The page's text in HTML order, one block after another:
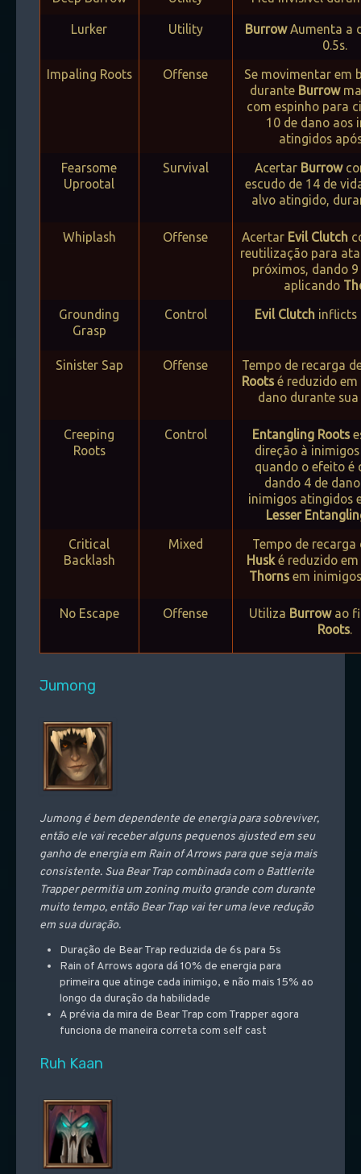
Lurker Utility BurrowAumenta a
0.5s.
Impaling Roots
Offense
Se movimentar em
durante Burrow
com espinho para
10 de dano aos
atingidos
Fearsome
Uprootal
Survival Acertar Burrow
escudo de 14 de
alvo atingido,
Whiplash Offense Acertar Evil Clutch
reutilização para
próximos, dando
aplicando
Grounding
Grasp
Control Evil Clutchinflicts
Sinister Sap Offense
Tempo de recarga
Rootsé reduzido em
dano durante
Creeping
Roots
Control Entangling Roots
direção à
quando o efeito é
dando 4 de
inimigos atingidos
Lesser
Critical
Backlash
Mixed
Tempo de recarga
Huské reduzido
Thorns em
No Escape Offense Utiliza Burrowao
Roots.
Jumong
Jumong é bem dependente de energia para sobreviver,
então ele vai receber alguns pequenos ajusted em seu
ganho de energia em Rain of Arrows para que seja mais
consistente. Sua Bear Trap combinada com o Battlerite
Trapper permitia um zoning muito grande com durante
muito tempo, então Bear Trap vai ter uma leve redução
em sua duração.
Duração de Bear Trap reduzida de 6s para 5s
Rain of Arrows agora dá 10% de energia para
primeira que atinge cada inimigo, e não mais 15% ao
longo da duração da habilidade
A prévia da mira de Bear Trap com Trapper agora
funciona de maneira correta com self cast
Ruh Kaan